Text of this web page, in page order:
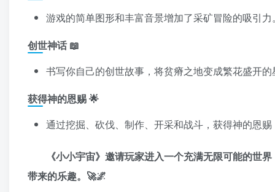
游戏的简单图形和丰富音景增加了采矿冒险的吸引力
创世神话 📖
书写你自己的创世故事，将贫瘠之地变成繁花盛开的
获得神的恩赐 🌟
通过挖掘、砍伐、制作、开采和战斗，获得神的恩
《小小宇宙》邀请玩家进入一个充满无限可能的世
带来的乐趣。🚀🌌